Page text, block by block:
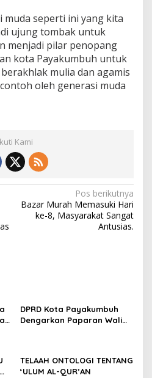
muda seperti ini yang kita
ujung tombak untuk
menjadi pilar penopang
kota Payakumbuh untuk
mulia dan agamis
oleh generasi muda
Kami
Pos berikutnya
Bazar Murah Memasuki Hari
ke-8, Masyarakat Sangat
Antusias.
DPRD Kota Payakumbuh
Dengarkan Paparan Wali
TELAAH ONTOLOGI TENTANG
‘ULUM AL-QUR’AN